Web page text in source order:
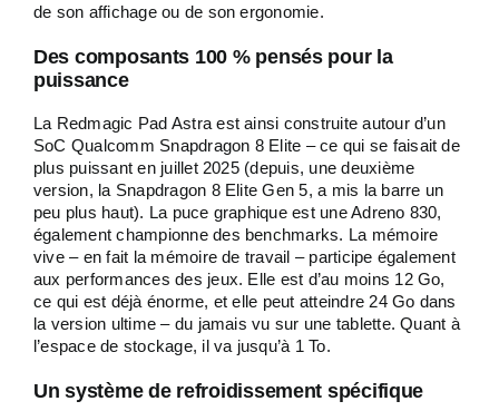
de son affichage ou de son ergonomie.
Des composants 100 % pensés pour la
puissance
La Redmagic Pad Astra est ainsi construite autour d’un
SoC Qualcomm Snapdragon 8 Elite – ce qui se faisait de
plus puissant en juillet 2025 (depuis, une deuxième
version, la Snapdragon 8 Elite Gen 5, a mis la barre un
peu plus haut). La puce graphique est une Adreno 830,
également championne des benchmarks. La mémoire
vive – en fait la mémoire de travail – participe également
aux performances des jeux. Elle est d’au moins 12 Go,
ce qui est déjà énorme, et elle peut atteindre 24 Go dans
la version ultime – du jamais vu sur une tablette. Quant à
l’espace de stockage, il va jusqu’à 1 To.
Un système de refroidissement spécifique